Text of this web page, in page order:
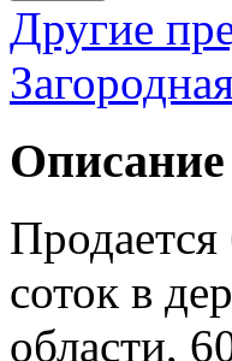
Другие
Описание
соток в
области,